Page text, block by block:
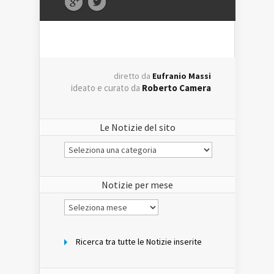
diretto da Eufranio Massi
ideato e curato da Roberto Camera
Le Notizie del sito
Le
Notizie
Notizie per mese
Notizie
per
Ricerca tra tutte le Notizie inserite